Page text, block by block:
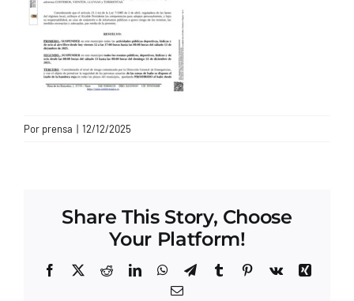
Por prensa | 12/12/2025
Share This Story, Choose
Your Platform!
Facebook
X RedditLinkedInWhatsApp
TelegramTumblrPinterest
Vk
Xing
Correo